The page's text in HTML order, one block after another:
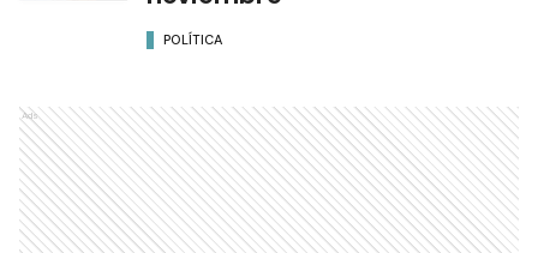
Argentina del 8 al 11 de
noviembre
Ads